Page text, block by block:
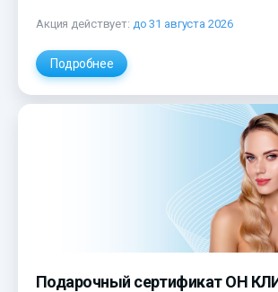
Акция действует: до 31 августа 2026
Подробнее
Подарочный сертификат ОН